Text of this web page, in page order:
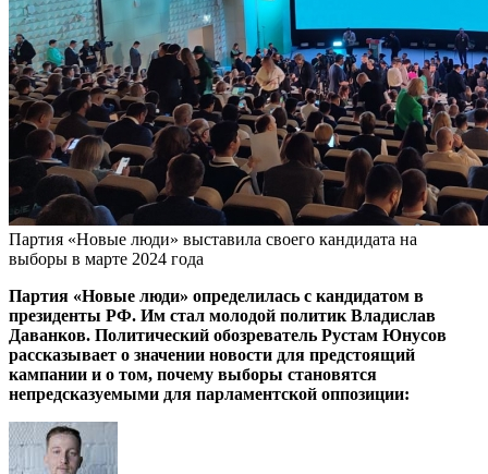
Партия «Новые люди» выставила своего кандидата на
выборы в марте 2024 года
Партия «Новые люди» определилась с кандидатом в
президенты РФ. Им стал молодой политик Владислав
Даванков. Политический обозреватель Рустам Юнусов
рассказывает о значении новости для предстоящий
кампании и о том, почему выборы становятся
непредсказуемыми для парламентской оппозиции: